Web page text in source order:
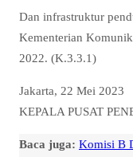
Dan infrastruktur
Kementerian
2022. (K.3.3.1)
Jakarta, 22 Mei 2023
KEPALA PUSAT
Baca juga: Komisi B